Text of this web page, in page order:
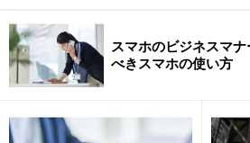
マッチングサイトで外部
を探す
外部委託できる事業者
スマホのビジネスマ
べきスマホの使い方